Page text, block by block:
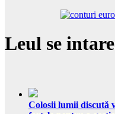
Leul se
Colosii lumii discută